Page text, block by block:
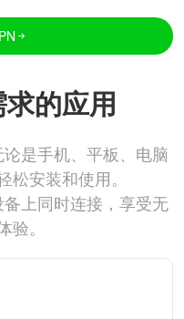
的应用
是手机、平板、电脑
安装和使用。
上同时连接，享受无
。